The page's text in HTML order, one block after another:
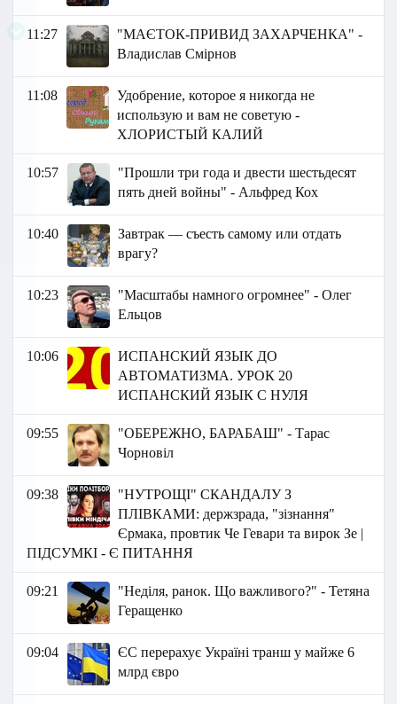
11:27
"МАЄТОК-ПРИВИД ЗАХАРЧЕНКА" -
Владислав Смірнов
11:08
Удобрение, которое я никогда не
использую и вам не советую -
ХЛОРИСТЫЙ КАЛИЙ
10:57
"Прошли три года и двести шестьдесят
пять дней войны" - Альфред Кох
10:40
Завтрак — съесть самому или отдать
врагу?
10:23
"Масштабы намного огромнее" - Олег
Ельцов
10:06
ИСПАНСКИЙ ЯЗЫК ДО
АВТОМАТИЗМА. УРОК 20
ИСПАНСКИЙ ЯЗЫК С НУЛЯ
09:55
"ОБЕРЕЖНО, БАРАБАШ" - Тарас
Чорновіл
09:38
"НУТРОЩІ" СКАНДАЛУ З
ПЛІВКАМИ: держзрада, "зізнання"
Єрмака, провтик Че Гевари та вирок Зе |
ПІДСУМКІ - Є ПИТАННЯ
09:21
"Неділя, ранок. Що важливого?" - Тетяна
Геращенко
09:04
ЄС перерахує Україні транш у майже 6
млрд євро